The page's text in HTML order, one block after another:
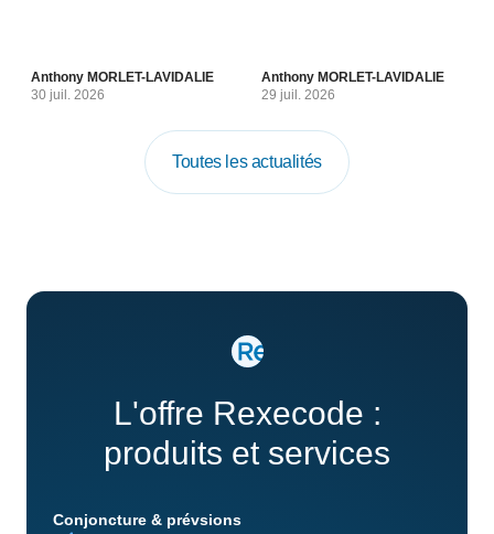
Anthony MORLET-LAVIDALIE
30 juil. 2026
Anthony MORLET-LAVIDALIE
29 juil. 2026
Toutes les actualités
L'offre Rexecode :
produits et services
Conjoncture & prévsions